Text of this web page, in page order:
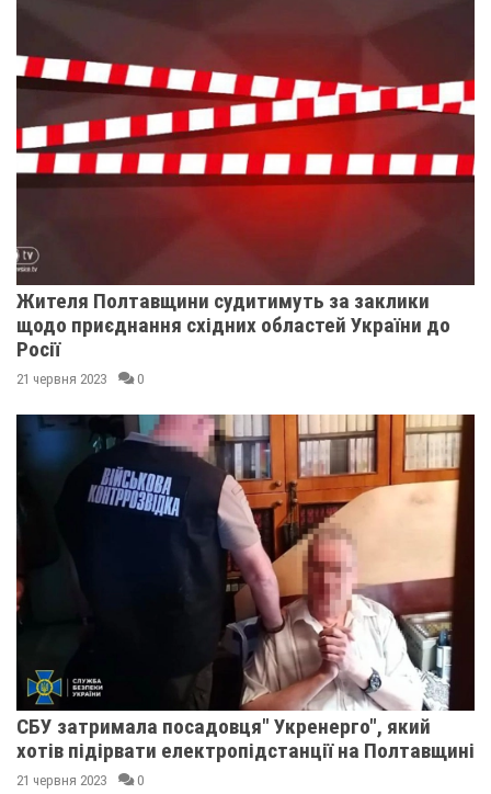
Жителя Полтавщини судитимуть за заклики
щодо приєднання східних областей України до
Росії
21 червня 2023 0
СБУ затримала посадовця" Укренерго", який
хотів підірвати електропідстанції на Полтавщині
21 червня 2023 0